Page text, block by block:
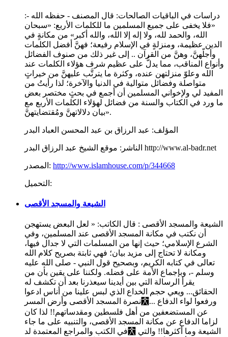
دراسات في الباقيات الصالحات: قال المصنف - حفظه الله -:
«فلا يخفى على جميع المسلمين ما للكلمات الأربع: «سبحان
الله، والحمد لله، ولا إله إلا الله، والله أكبر» من مكانةٍ في
الدين عظيمة، ومنزلةٍ في الإسلام رفيعة؛ فهنَّ أفضل الكلمات
وأجلّهنَّ، وهنَّ من القرآن .. إلى غير ذلك من صنوف الفضائل
وأنواع المناقب، مما يدلُّ على عظيم شرف هؤلاء الكلمات عند
الله وعلوّ منزلتهن عنده، وكثرة ما يترتَّب عليهنَّ من خيراتٍ
متواصلة وفضائل متوالية في الدنيا والآخرة؛ لذا رأيتُ من
المفيد لي ولإخواني المسلمين أن أجمع في بحثٍ مختصر بعض
ما ورد في الكتاب والسنة من فضائل لهؤلاء الكلمات الأربع مع
بيان دلالاتهنَّ ومُقتضايتهنَّ».
المؤلف: عبد الرزاق بن عبد المحسن العباد البدر
الناشر: موقع الشيخ عبد الرزاق البدر http://www.al-badr.net
المصدر: http://www.islamhouse.com/p/344668
التحميل:
الشيعة والمسجد الأقصى
الشيعة والمسجد الأقصى : قال الكاتب: « لعل البعض يستهجن
أن نكتب في مكانة المسجد الأقصى عند المسلمين، وفي
الشرع الإسلامي؛ حيث إنها من المسلمات التي لا جدال فيها،
ومكانة لا تحتاج إلى مزيد بيان؛ فهي ثابتة بصريح كلام الله
تعالى في كتابه الكريم، وبصحيح قول النبي - صلى الله عليه
وسلم -، وبإجماع الأمة على فضله. ولكننا على يقين بأن من
يقرأ الرسالة التي بين أيدينا سيعذرنا بعد أن تكشف له
الحقائق... ويعي حجم الخداع الذي لبس علينا من أناس ادعوا
نصرة المسجد الأقصى وأرض المسر￯... ورفعوا لواء الدفاع
عن المستضعفين من أهل فلسطين ومقدساتهم!! لذا كان
لزاما الدفاع عن مكانة المسجد الأقصى، والتنبيه على ما جاء
في الكتب والمراجع المعتمدة لد￯ الشيعة وما أكثرها!! والتي